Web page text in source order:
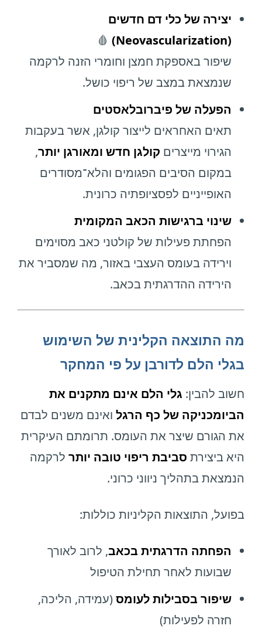
יצירה של כלי דם חדשים
(Neovascularization)
🩸
שיפור באספקת חמצן וחומרי הזנה לרקמה
שנמצאת במצב של ריפוי כושל.
הפעלה של פיברובלאסטים
תאים האחראים לייצור קולגן, אשר בעקבות
הגירוי מייצרים קולגן חדש ומאורגן יותר,
במקום הסיבים הפגומים והלא־מסודרים
האופייניים לפסציופתיה כרונית.
שינוי ברגישות הכאב המקומית
הפחתת פעילות של קולטני כאב מסוימים
וירידה בעומס העצבי באזור, מה שמסביר את
הירידה ההדרגתית בכאב.
מה התוצאה הקלינית של השימוש
בגלי הלם לדורבן על פי המחקר
חשוב להבין: גלי הלם אינם מתקנים את
הביומכניקה של כף הרגל ואינם משנים לבדם
את הגורם שיצר את העומס. תרומתם העיקרית
היא ביצירת סביבת ריפוי טובה יותר לרקמה
הנמצאת בתהליך ניווני כרוני.
בפועל, התוצאות הקליניות כוללות:
הפחתה הדרגתית בכאב, לרוב לאורך
שבועות לאחר תחילת הטיפול
שיפור בסבילות לעומס(עמידה, הליכה,
חזרה לפעילות)